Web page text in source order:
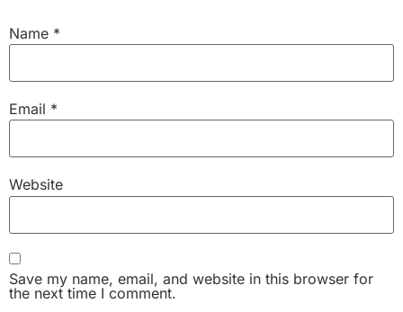
Name *
Email *
Website
Save my name, email, and website in this browser for
the next time I comment.